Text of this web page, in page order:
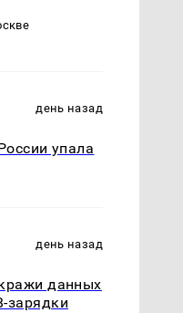
день назад
упала
день назад
данных
зарядки